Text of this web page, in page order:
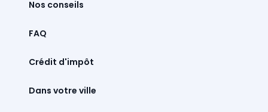
Nos conseils
FAQ
Crédit d'impôt
Dans votre ville